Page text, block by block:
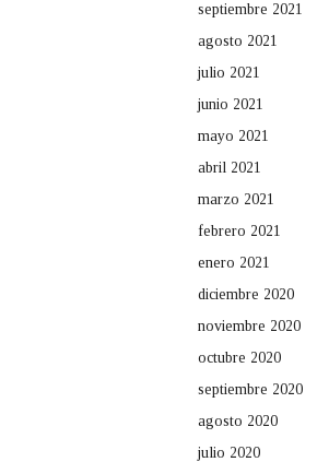
septiembre 2021
agosto 2021
julio 2021
junio 2021
mayo 2021
abril 2021
marzo 2021
febrero 2021
enero 2021
diciembre 2020
noviembre 2020
octubre 2020
septiembre 2020
agosto 2020
julio 2020